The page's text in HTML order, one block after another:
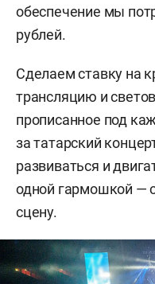
обеспечение мы
рублей.
Сделаем ставку на
трансляцию и
прописанное под
за татарский
развиваться и
одной гармошкой —
сцену.